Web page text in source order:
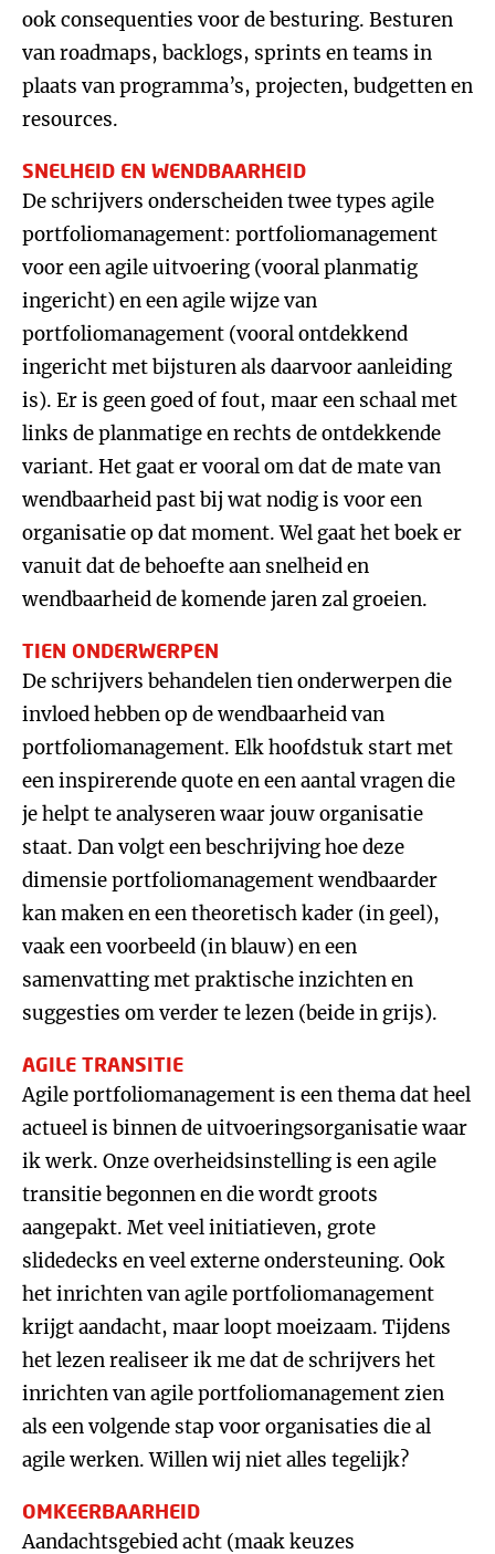
ook consequenties voor de besturing. Besturen
van roadmaps, backlogs, sprints en teams in
plaats van programma’s, projecten, budgetten en
resources.
SNELHEID EN WENDBAARHEID
De schrijvers onderscheiden twee types agile
portfoliomanagement: portfoliomanagement
voor een agile uitvoering (vooral planmatig
ingericht) en een agile wijze van
portfoliomanagement (vooral ontdekkend
ingericht met bijsturen als daarvoor aanleiding
is). Er is geen goed of fout, maar een schaal met
links de planmatige en rechts de ontdekkende
variant. Het gaat er vooral om dat de mate van
wendbaarheid past bij wat nodig is voor een
organisatie op dat moment. Wel gaat het boek er
vanuit dat de behoefte aan snelheid en
wendbaarheid de komende jaren zal groeien.
TIEN ONDERWERPEN
De schrijvers behandelen tien onderwerpen die
invloed hebben op de wendbaarheid van
portfoliomanagement. Elk hoofdstuk start met
een inspirerende quote en een aantal vragen die
je helpt te analyseren waar jouw organisatie
staat. Dan volgt een beschrijving hoe deze
dimensie portfoliomanagement wendbaarder
kan maken en een theoretisch kader (in geel),
vaak een voorbeeld (in blauw) en een
samenvatting met praktische inzichten en
suggesties om verder te lezen (beide in grijs).
AGILE TRANSITIE
Agile portfoliomanagement is een thema dat heel
actueel is binnen de uitvoeringsorganisatie waar
ik werk. Onze overheidsinstelling is een agile
transitie begonnen en die wordt groots
aangepakt. Met veel initiatieven, grote
slidedecks en veel externe ondersteuning. Ook
het inrichten van agile portfoliomanagement
krijgt aandacht, maar loopt moeizaam. Tijdens
het lezen realiseer ik me dat de schrijvers het
inrichten van agile portfoliomanagement zien
als een volgende stap voor organisaties die al
agile werken. Willen wij niet alles tegelijk?
OMKEERBAARHEID
Aandachtsgebied acht (maak keuzes